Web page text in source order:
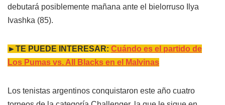
debutará posiblemente mañana ante el bielorruso Ilya
Ivashka (85).
►TE PUEDE INTERESAR: Cuándo es el partido de
Los Pumas vs. All Blacks en el Malvinas
Los tenistas argentinos conquistaron este año cuatro